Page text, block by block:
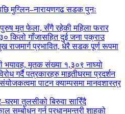
मुग्लिन–नारायणगढ सडक पुनः
पुरुष मृत फेला, सँगै रहेकी महिला फरार
किलो गाँजासहित दुई जना पक्राउ
राजमार्ग प्रभावित, धेरै सडक पूर्ण रूपमा
भयावह, मृतक संख्या १,३०९ नाघ्यो
गर्दै पत्रकारहरु माइतीघरमा प्रदर्शन
पाटन क्याम्पसमा मानवशास्त्र
तुलसीको बिरुवा सारिँदै
सम्बोधन गर्न प्रधानमन्त्री शाहको